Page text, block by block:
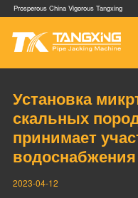
Prosperous China Vigorous Tangxing
Домашняя
Продукция
Установка
скальных
принимает
2023-04-12